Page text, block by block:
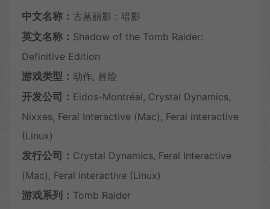
中文名称： 古墓丽影：暗影
英文名称： Shadow of the Tomb Raider:
Definitive Edition
游戏类型： 动作, 冒险
开发公司： Eidos-Montréal, Crystal Dynamics,
Nixxes, Feral Interactive (Mac), Feral interactive
(Linux)
发行公司： Crystal Dynamics, Feral Interactive
(Mac), Feral interactive (Linux)
游戏系列： Tomb Raider